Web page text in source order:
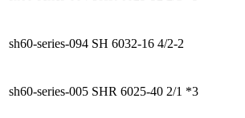
sh60-series-094 SH 6032-16 4/2-2
sh60-series-005 SHR 6025-40 2/1 *3